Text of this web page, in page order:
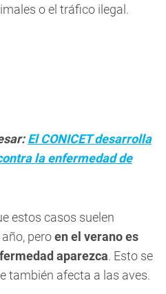
o el tráfico ilegal.
El CONICET desarrolla
la enfermedad de
estos casos suelen
peroen el verano es
aparezca. Esto se
también afecta a las aves.